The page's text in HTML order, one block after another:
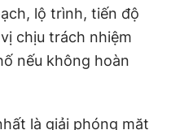
lộ trình, tiến độ
chịu trách nhiệm
nếu không hoàn
là giải phóng mặt